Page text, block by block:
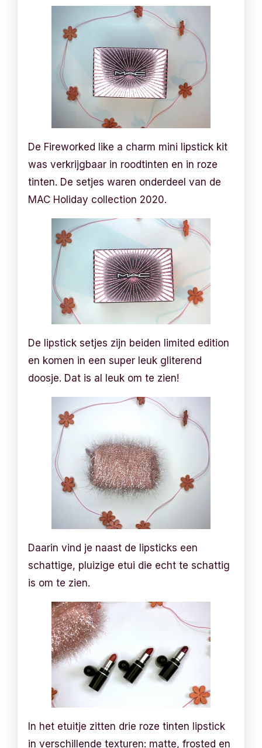
De Fireworked like a charm mini lipstick kit
was verkrijgbaar in roodtinten en in roze
tinten. De setjes waren onderdeel van de
MAC Holiday collection 2020.
De lipstick setjes zijn beiden limited edition
en komen in een super leuk gliterend
doosje. Dat is al leuk om te zien!
Daarin vind je naast de lipsticks een
schattige, pluizige etui die echt te schattig
is om te zien.
In het etuitje zitten drie roze tinten lipstick
in verschillende texturen: matte, frosted en